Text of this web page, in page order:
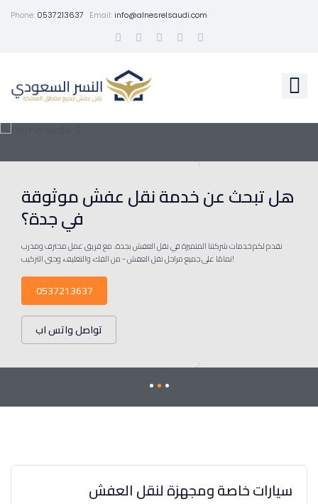
Phone: 0537213637 Email:info@alnesrelsaudi.com
هل تبحث عن خدمة نقل عفش موثوقة
في جدة؟
نقدم لكم خدمات شركتنا المتميزة في نقل العفش بجدة. مع فريق عمل محترف ومدرب
تمامًا على جميع مراحل نقل العفش - من الفك، والتغليف، وحتى التركيب!
0537213637
تواصل واتس اب
سيارات خاصة ومجهزة لنقل العفش